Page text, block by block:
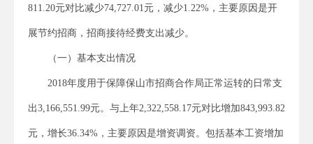
811.20元对比减少74,727.01元，减少1.22%，主要原因是开
展节约招商，招商接待经费支出减少。
（一）基本支出情况
2018年度用于保障保山市招商合作局正常运转的日常支
出3,166,551.99元。与上年2,322,558.17元对比增加843,993.82
元，增长36.34%，主要原因是增资调资。包括基本工资增加